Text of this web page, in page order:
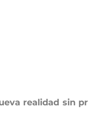
realidad sin